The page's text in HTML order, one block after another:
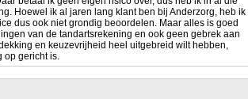
Hoewel ik al jaren lang klant ben bij Anderzorg, heb ik
dus ook niet grondig beoordelen. Maar alles is goed
van de tandartsrekening en ook geen gebrek aan
en keuzevrijheid heel uitgebreid wilt hebben,
op gericht is.